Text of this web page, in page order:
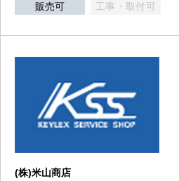
販売可 工事・取付可
(株)米山商店